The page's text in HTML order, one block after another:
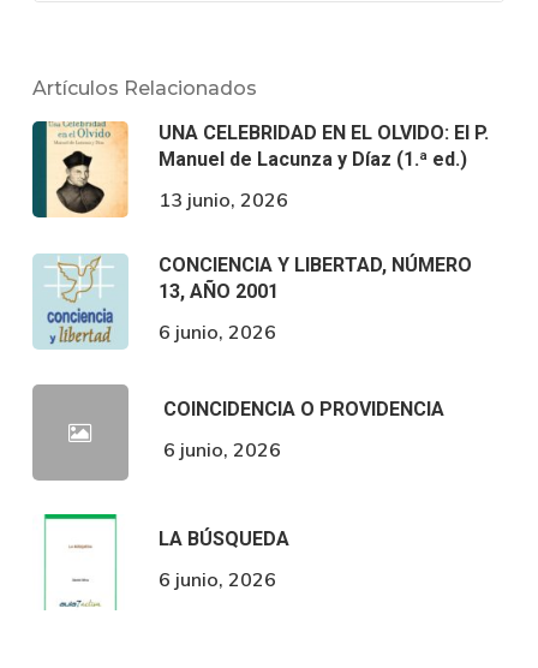
Artículos Relacionados
UNA CELEBRIDAD EN EL OLVIDO: El P.
Manuel de Lacunza y Díaz (1.ª ed.)
13 junio, 2026
CONCIENCIA Y LIBERTAD, NÚMERO
13, AÑO 2001
6 junio, 2026
COINCIDENCIA O PROVIDENCIA
6 junio, 2026
LA BÚSQUEDA
6 junio, 2026